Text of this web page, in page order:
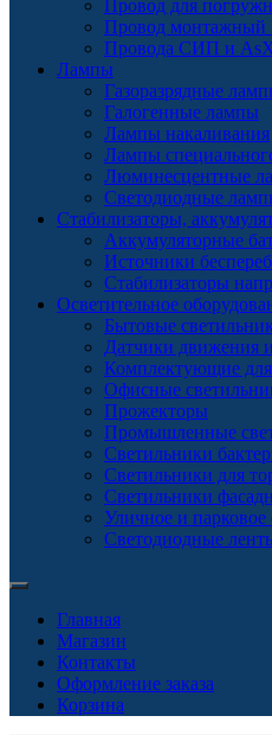
Провод для
Провод
Провода СИП и
Лампы
Газоразрядные
Галогенные лампы
Лампы накаливания
Лампы
Люминесцентные
Светодиодные
Стабилизаторы,
Аккумуляторные
Источники
Стабилизаторы
Осветительное
Бытовые
Датчики движения
Комплектующие для
Офисные
Прожекторы
Промышленные
Светильники
Светильники для
Светильники
Уличное и
Светодиодные
Главная
Магазин
Контакты
Оформление заказа
Корзина